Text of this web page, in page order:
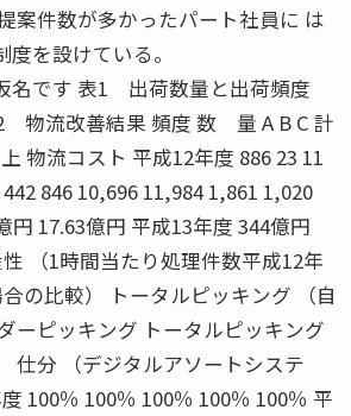
案件数が多かったパート社員に は
を設けている。
名です 表1 出荷数量と出荷頻度
物流改善結果 頻度 数 量 A B C 計
流コスト 平成12年度 886 23 11
846 10,696 11,984 1,861 1,020
円 17.63億円 平成13年度 344億円
（1時間当たり処理件数平成12年
の比較） トータルピッキング （自
ーピッキング トータルピッキング
仕分 （デジタルアソートシステ
100％ 100％ 100％ 100％ 100％ 平